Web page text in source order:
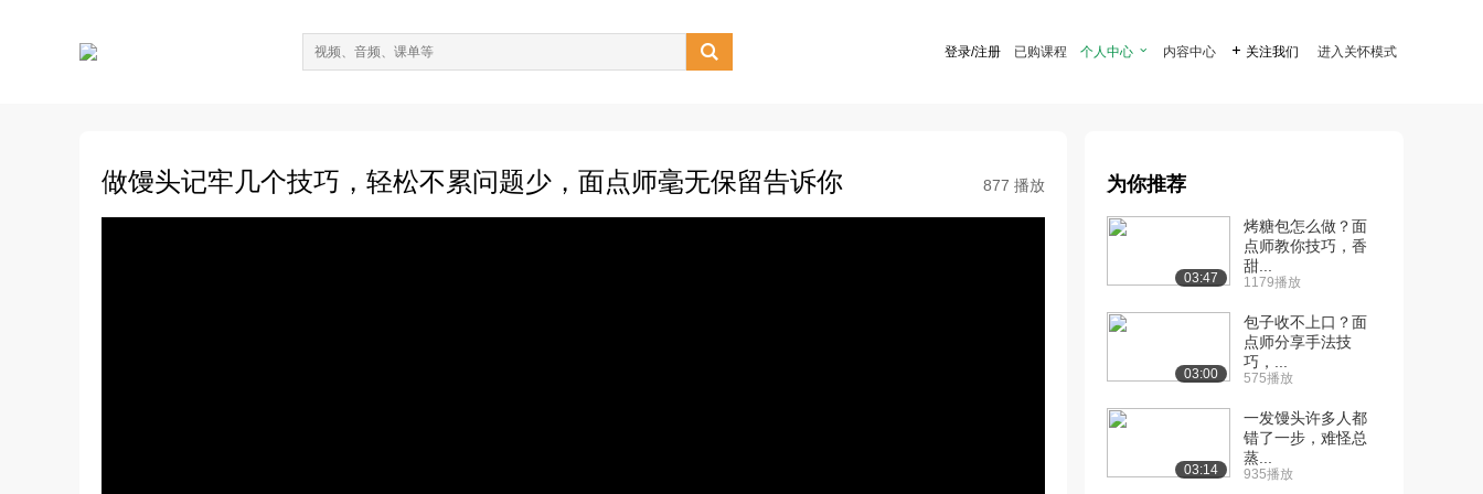
 登录/注册 已购课程 个人中心  内容中心  关注我们 进入关怀模式
做馒头记牢几个技巧，轻松不累问题少，面点师毫无保留告诉你 877 播放 为你推荐
03:47
烤糖包怎么做？面
点师教你技巧，香
甜...
1179播放
03:00
包子收不上口？面
点师分享手法技
巧，...
575播放
03:14
一发馒头许多人都
错了一步，难怪总
蒸...
935播放